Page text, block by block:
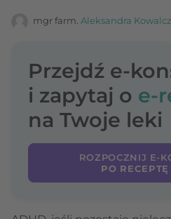
mgr farm. Aleksandra
Przejdź e-
i zapytaj o e-
na Twoje leki
ROZPOCZNIJ E-
PO